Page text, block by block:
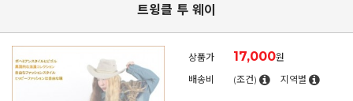
트윙클 투 웨이
상품가 17,000원
배송비
(조건) 지역별